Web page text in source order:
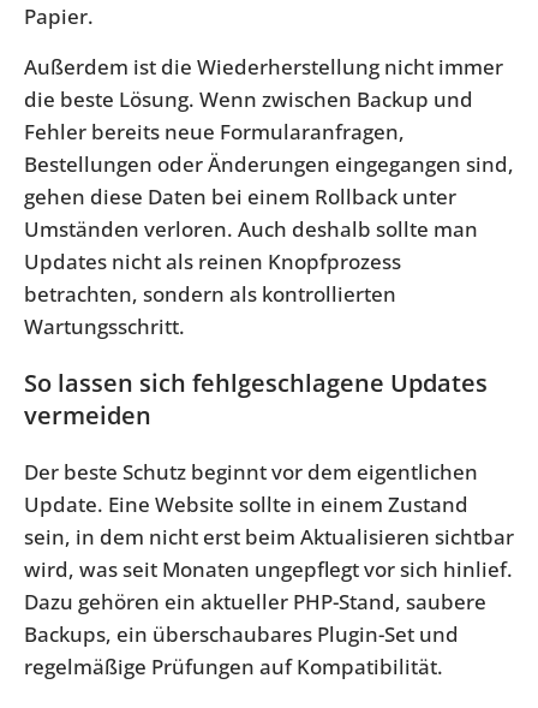
Papier.
Außerdem ist die Wiederherstellung nicht immer
die beste Lösung. Wenn zwischen Backup und
Fehler bereits neue Formularanfragen,
Bestellungen oder Änderungen eingegangen sind,
gehen diese Daten bei einem Rollback unter
Umständen verloren. Auch deshalb sollte man
Updates nicht als reinen Knopfprozess
betrachten, sondern als kontrollierten
Wartungsschritt.
So lassen sich fehlgeschlagene Updates
vermeiden
Der beste Schutz beginnt vor dem eigentlichen
Update. Eine Website sollte in einem Zustand
sein, in dem nicht erst beim Aktualisieren sichtbar
wird, was seit Monaten ungepflegt vor sich hinlief.
Dazu gehören ein aktueller PHP-Stand, saubere
Backups, ein überschaubares Plugin-Set und
regelmäßige Prüfungen auf Kompatibilität.